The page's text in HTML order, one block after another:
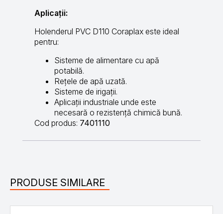
Aplicații:
Holenderul PVC D110 Coraplax este ideal
pentru:
Sisteme de alimentare cu apă
potabilă.
Rețele de apă uzată.
Sisteme de irigații.
Aplicații industriale unde este
necesară o rezistență chimică bună.
Cod produs: 7401110
PRODUSE SIMILARE